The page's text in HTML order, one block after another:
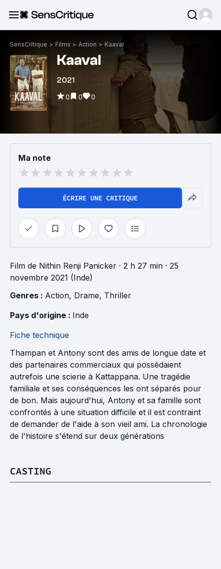
SensCritique > Films > Action > Kaaval
Kaaval
2021
0 0 0
Ma note
ÉCRIRE UNE CRITIQUE
Film de Nithin Renji Panicker · 2 h 27 min · 25
novembre 2021 (Inde)
Genres : Action, Drame, Thriller
Pays d'origine : Inde
Fiche technique
Thampan et Antony sont des amis de longue date et
des partenaires commerciaux qui possédaient
autrefois une scierie à Kattappana. Une tragédie
familiale et ses conséquences les ont séparés pour
de bon. Mais aujourd'hui, Antony et sa famille sont
confrontés à une situation difficile et il est contraint
de demander de l'aide à son vieil ami. La chronologie
de l'histoire s'étend sur deux générations
CASTING